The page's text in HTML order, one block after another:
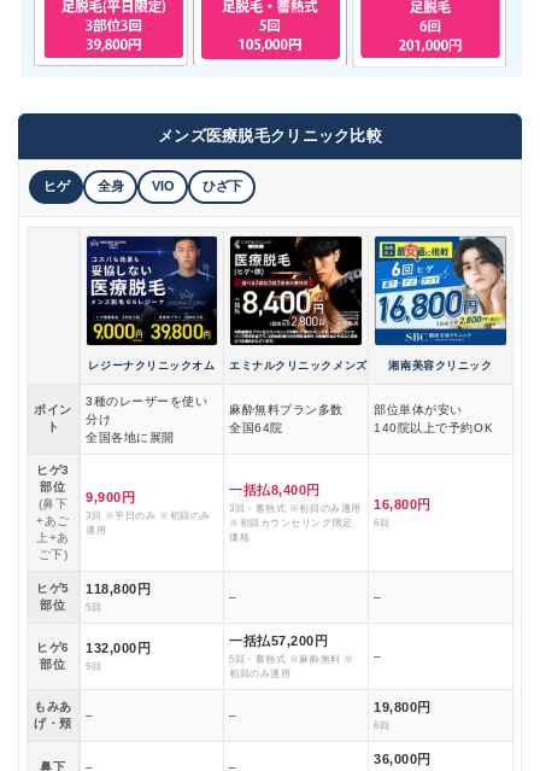
メンズ医療脱毛クリニック比較
ヒゲ 全身 VIO ひざ下
レジーナクリニックオム エミナルクリニックメンズ 湘南美容クリニック
ポイン
ト
3種のレーザーを使い
分け
全国各地に展開
麻酔無料プラン多数
全国64院
部位単体が安い
140院以上で予約OK
ヒゲ3
部位
(鼻下
+あご
上+あ
ご下)
9,900円
3回 ※平日のみ ※初回のみ
適用
一括払8,400円
3回・蓄熱式 ※初回のみ適用
※初回カウンセリング限定
価格
16,800円
6回
ヒゲ5
部位
118,800円
5回
– –
ヒゲ6
部位
132,000円
5回
一括払57,200円
5回・蓄熱式 ※麻酔無料 ※
初回のみ適用
–
もみあ
げ・頬
– –
19,800円
6回
鼻下 – –
36,000円